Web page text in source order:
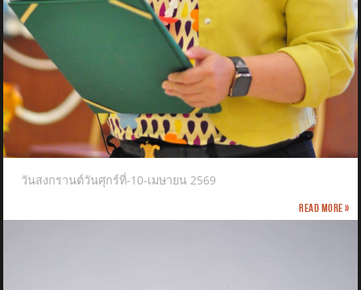
วันสงกรานต์วันศุกร์ที่-10-เมษายน 2569
Read more »